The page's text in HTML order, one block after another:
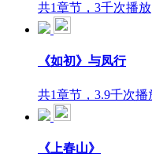
共1章节，3千次播放
《如初》与凤行
共1章节，3.9千次播
《上春山》